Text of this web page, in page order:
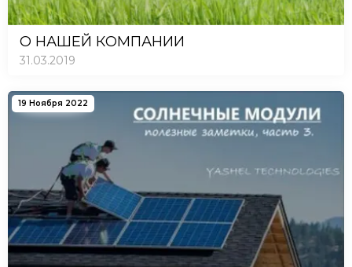
О НАШЕЙ КОМПАНИИ
31.03.2019
19 Ноября 2022